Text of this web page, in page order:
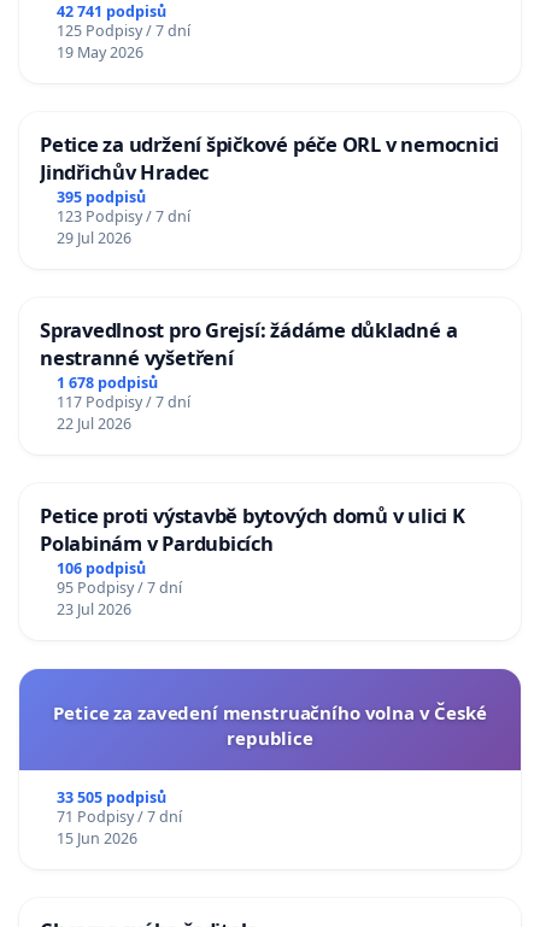
42 741 podpisů
125 Podpisy / 7 dní
19 May 2026
Petice za udržení špičkové péče ORL v nemocnici
Jindřichův Hradec
395 podpisů
123 Podpisy / 7 dní
29 Jul 2026
Spravedlnost pro Grejsí: žádáme důkladné a
nestranné vyšetření
1 678 podpisů
117 Podpisy / 7 dní
22 Jul 2026
Petice proti výstavbě bytových domů v ulici K
Polabinám v Pardubicích
106 podpisů
95 Podpisy / 7 dní
23 Jul 2026
Petice za zavedení menstruačního volna v České
republice
33 505 podpisů
71 Podpisy / 7 dní
15 Jun 2026